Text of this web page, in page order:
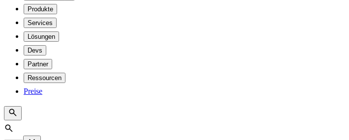
Produkte
Services
Lösungen
Devs
Partner
Ressourcen
Preise
Search